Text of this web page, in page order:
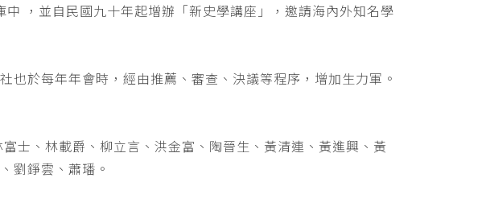
，並自民國九十年起增辦「新史學講座」，邀請海內外知名學
也於每年年會時，經由推薦、審查、決議等程序，增加生力軍。
士、林載爵、柳立言、洪金富、陶晉生、黃清連、黃進興、黃
劉錚雲、蕭璠。